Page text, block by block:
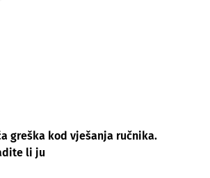
greška kod vješanja ručnika.
li ju